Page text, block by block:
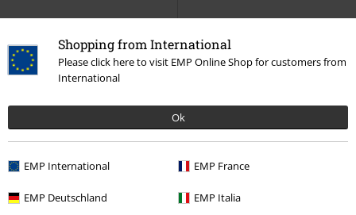
Shopping from International
Please click here to visit EMP Online Shop for customers from
International
Ok
EMP International EMP France
EMP Deutschland EMP Italia